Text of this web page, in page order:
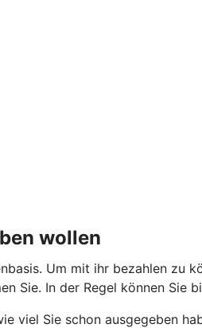
wollen
Um mit ihr bezahlen zu
Sie. In der Regel können Sie
viel Sie schon ausgegeben